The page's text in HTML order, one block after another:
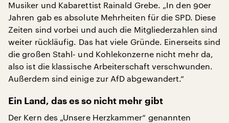
Musiker und Kabarettist Rainald Grebe. „In den 90er
Jahren gab es absolute Mehrheiten für die SPD. Diese
Zeiten sind vorbei und auch die Mitgliederzahlen sind
weiter rückläufig. Das hat viele Gründe. Einerseits sind
die großen Stahl- und Kohlekonzerne nicht mehr da,
also ist die klassische Arbeiterschaft verschwunden.
Außerdem sind einige zur AfD abgewandert.“
Ein Land, das es so nicht mehr gibt
Der Kern des „Unsere Herzkammer“ genannten